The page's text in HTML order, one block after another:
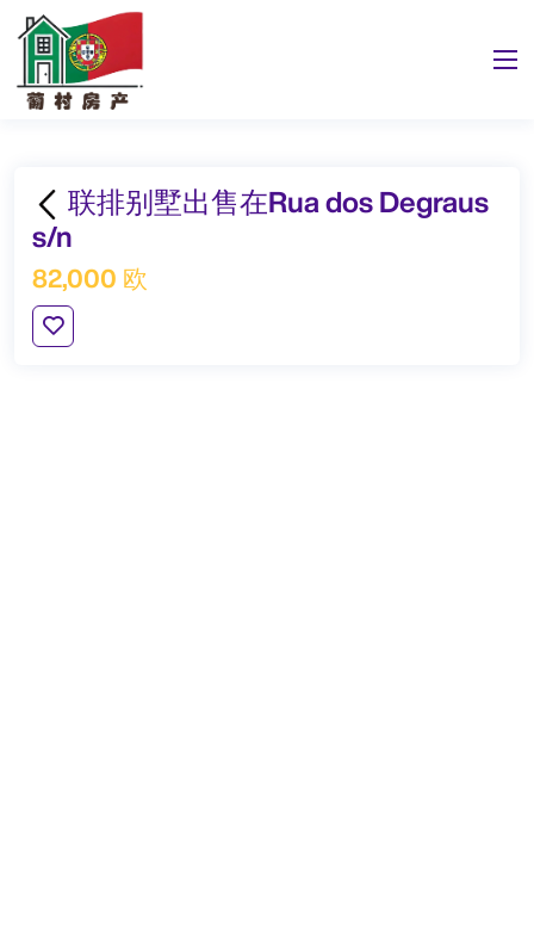
联排别墅出售在Rua dos Degraus
s/n
82,000 欧